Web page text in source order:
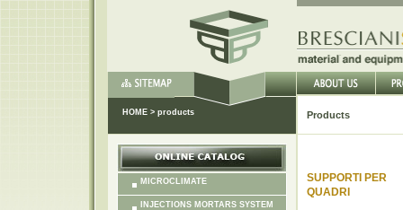
HOME > products Products
MICROCLIMATE
INJECTIONS MORTARS SYSTEM
SUPPORTI PER
QUADRI